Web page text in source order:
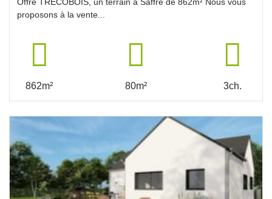
proposons à la vente...
862m² 80m² 3ch.